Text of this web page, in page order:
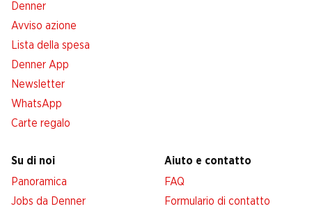
Denner
Avviso azione
Lista della spesa
Denner App
Newsletter
WhatsApp
Carte regalo
Su di noi
Panoramica
Jobs da Denner
Aiuto e contatto
FAQ
Formulario di contatto